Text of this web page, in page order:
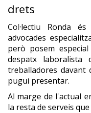
drets
Col·lectiu Ronda
advocades
però posem
despatx laboralista
treballadores davant
pugui presentar.
Al marge de l'actual
la resta de serveis